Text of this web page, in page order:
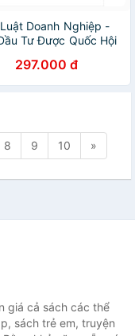
Doanh Nghiệp -
Tư Được Quốc Hội
XIV
297.000 đ
8 9 10 »
giá cả sách các thể
sách trẻ em, truyện